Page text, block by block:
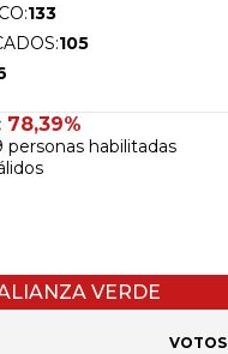
133
105
78,39%
personas habilitadas
VERDE
VOTOS